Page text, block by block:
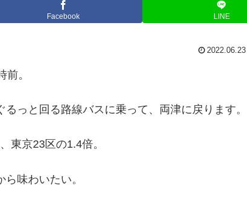
Facebook LINE
2022.06.23
。
っと回る路線バスに乗って、両津に戻ります。
東京23区の1.4倍。
味わいたい。